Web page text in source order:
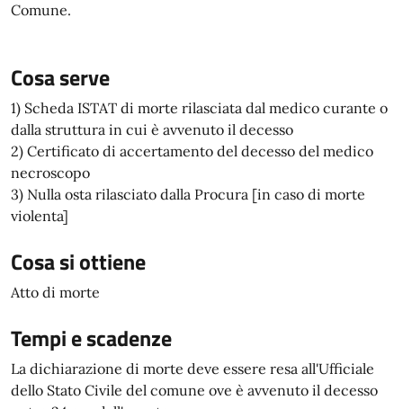
Comune.
Cosa serve
1) Scheda ISTAT di morte rilasciata dal medico curante o
dalla struttura in cui è avvenuto il decesso
2) Certificato di accertamento del decesso del medico
necroscopo
3) Nulla osta rilasciato dalla Procura [in caso di morte
violenta]
Cosa si ottiene
Atto di morte
Tempi e scadenze
La dichiarazione di morte deve essere resa all'Ufficiale
dello Stato Civile del comune ove è avvenuto il decesso